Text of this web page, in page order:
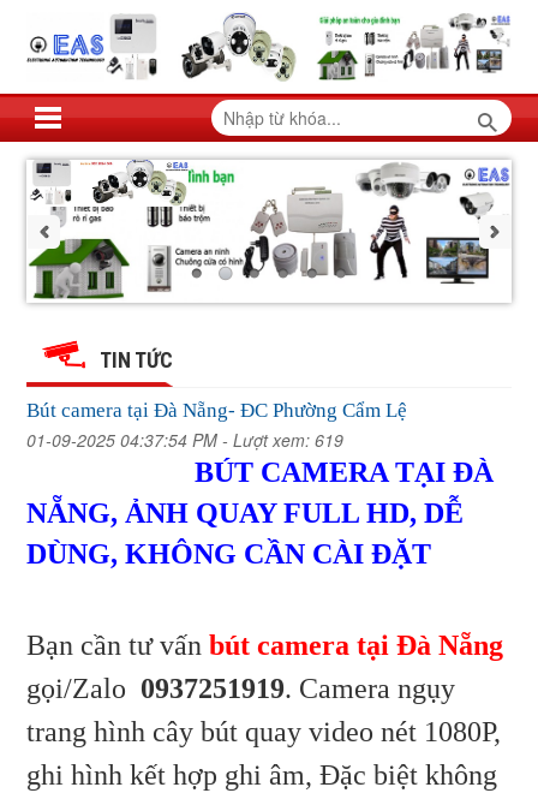
Bút
camera
tại
Đà
Nẵng-
ĐC
Cẩm
Lệ
Bút
camera
tại
Đà
Nẵng-
ĐC
Phường
Lệ
Bút
camera
tại
Đà
Nẵng-
Phường
Cẩm
Lệ
Bút
camera
tại
Đà
Nẵng-
ĐC
Phường
Lệ
Bút
tại
Đà
Nẵng-
ĐC
Phường
Cẩm
Bút
Đà
Nẵng-
ĐC
Phường
Cẩm
Lệ
TIN TỨC
Bút camera tại Đà Nẵng- ĐC Phường Cẩm Lệ
01-09-2025 04:37:54 PM -Lượt xem: 619
BÚT CAMERA TẠI ĐÀ
NẴNG, ẢNH QUAY FULL HD, DỄ
DÙNG, KHÔNG CẦN CÀI ĐẶT
Bạn cần tư vấnbút camera tại Đà Nẵng
gọi/Zalo 0937251919. Camera ngụy
trang hình cây bút quay video nét 1080P,
ghi hình kết hợp ghi âm, Đặc biệt không